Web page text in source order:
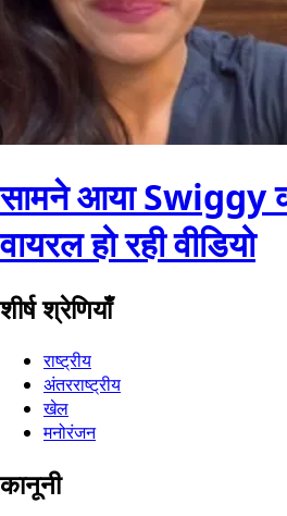
सामने आया Swiggy
वायरल हो रही वीडियो
शीर्ष श्रेणियाँ
राष्ट्रीय
अंतरराष्ट्रीय
खेल
मनोरंजन
कानूनी